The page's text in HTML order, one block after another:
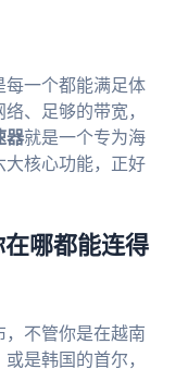
每一个都能满足体
、足够的带宽，
器就是一个专为海
大核心功能，正好
哪都能连得
不管你是在越南
是韩国的首尔，